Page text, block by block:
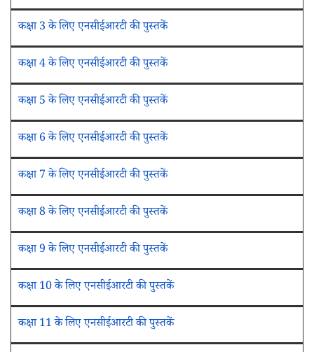
कक्षा 3 के लिए एनसीईआरटी की पुस्तकें
कक्षा 4 के लिए एनसीईआरटी की पुस्तकें
कक्षा 5 के लिए एनसीईआरटी की पुस्तकें
कक्षा 6 के लिए एनसीईआरटी की पुस्तकें
कक्षा 7 के लिए एनसीईआरटी की पुस्तकें
कक्षा 8 के लिए एनसीईआरटी की पुस्तकें
कक्षा 9 के लिए एनसीईआरटी की पुस्तकें
कक्षा 10 के लिए एनसीईआरटी की पुस्तकें
कक्षा 11 के लिए एनसीईआरटी की पुस्तकें